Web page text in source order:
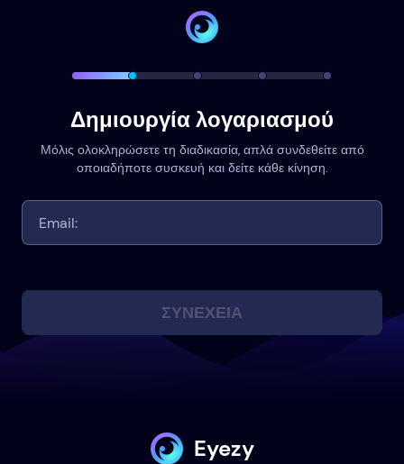
Δημιουργία λογαριασμού
Μόλις ολοκληρώσετε τη διαδικασία, απλά συνδεθείτε από
οποιαδήποτε συσκευή και δείτε κάθε κίνηση.
ΣΥΝΈΧΕΙΑ
Eyezy